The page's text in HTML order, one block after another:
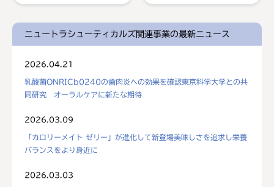
ニュートラシューティカルズ関連事業の最新ニュース
2026.04.21
乳酸菌ONRICb0240の歯肉炎への効果を確認東京科学大学との共
同研究 オーラルケアに新たな期待
2026.03.09
「カロリーメイト ゼリー」が進化して新登場美味しさを追求し栄養
バランスをより身近に
2026.03.03